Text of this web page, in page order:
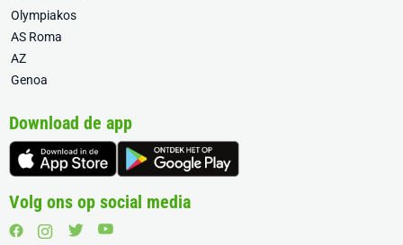
Olympiakos
AS Roma
AZ
Genoa
Download de app
Volg ons op social media